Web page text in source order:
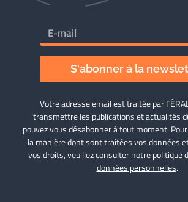
S'abonner à la
Votre adresse email est traitée par
transmettre les publications et actualités
pouvez vous désabonner à tout moment.
la manière dont sont traitées vos données
vos droits, veuillez consulter notrepolitique
données personnelles.